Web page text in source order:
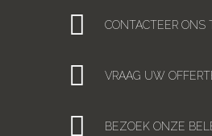
CONTACTEER ONS
VRAAG UW
BEZOEK ONZE